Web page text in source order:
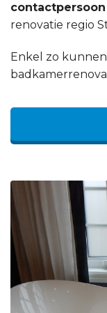
contactpersoon
renovatie regio
Enkel zo